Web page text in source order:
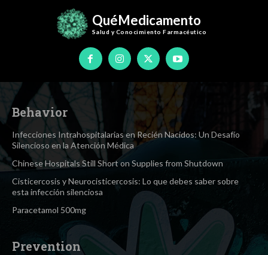
QuéMedicamento
Salud y ConocimientoFarmacéutico
Behavior
Infecciones Intrahospitalarias en Recién Nacidos: Un Desafío
Silencioso en la Atención Médica
Chinese Hospitals Still Short on Supplies from Shutdown
Cisticercosis y Neurocisticercosis: Lo que debes saber sobre
esta infección silenciosa
Paracetamol 500mg
Prevention